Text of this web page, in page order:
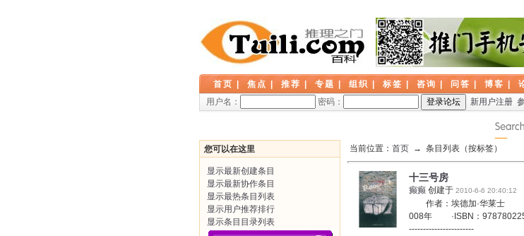
首页 焦点 推荐 专题 组织 标签 咨询 问答 博客
用户名：
密码： 新用户注册
您可以在这里
显示最新创建条目
显示最新协作条目
显示最热条目列表
显示用户推荐排行
显示条目目录列表
当前位置： 首页 → 条目列表（按标签）
十三号房
癫癫 创建于 2010-6-6 20:40:12
作者：埃德加·华莱士 ·
008年 ·ISBN：
-----------------------